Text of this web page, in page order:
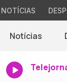
NOTÍCIAS
Notícias